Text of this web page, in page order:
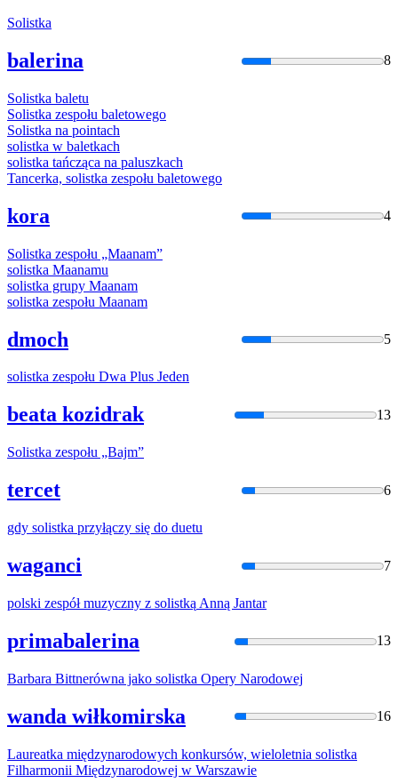
Solistka
balerina 8
Solistka baletu
Solistka zespołu baletowego
Solistka na pointach
solistka w baletkach
solistka tańcząca na paluszkach
Tancerka, solistka zespołu baletowego
kora 4
Solistka zespołu „Maanam”
solistka Maanamu
solistka grupy Maanam
solistka zespołu Maanam
dmoch 5
solistka zespołu Dwa Plus Jeden
beata kozidrak 13
Solistka zespołu „Bajm”
tercet 6
gdy solistka przyłączy się do duetu
waganci 7
polski zespół muzyczny z solistką Anną Jantar
primabalerina 13
Barbara Bittnerówna jako solistka Opery Narodowej
wanda wiłkomirska 16
Laureatka międzynarodowych konkursów, wieloletnia solistka
Filharmonii Międzynarodowej w Warszawie